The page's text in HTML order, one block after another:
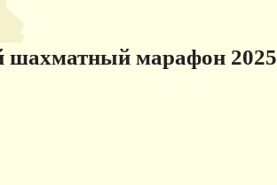
шахматный марафон 2025